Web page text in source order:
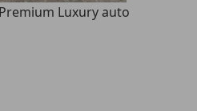
Premium Luxury auto